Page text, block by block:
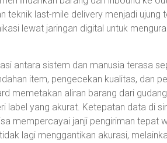
teknik last-mile delivery menjadi ujung
lewat jaringan digital untuk
antara sistem dan manusia terasa
item, pengecekan kualitas, dan
memetakan aliran barang dari
label yang akurat. Ketepatan data di
mempercayai janji pengiriman tepat
lagi menggantikan akurasi,